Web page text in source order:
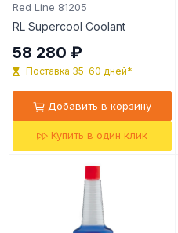
Red Line 81205
RL Supercool Coolant
58 280 ₽
Поставка 35-60 дней*
Добавить в корзину
Купить в один клик